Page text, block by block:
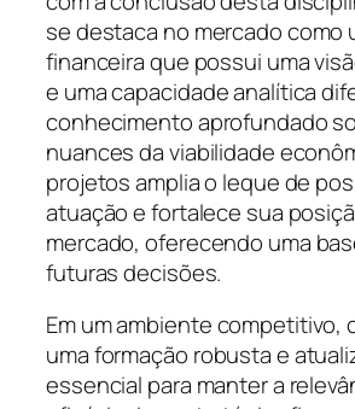
se destaca no mercado como
financeira que possui uma
e uma capacidade analítica
conhecimento aprofundado
nuances da viabilidade
projetos amplia o leque de
atuação e fortalece sua
mercado, oferecendo uma
futuras decisões.
Em um ambiente competitivo,
uma formação robusta e
essencial para manter a